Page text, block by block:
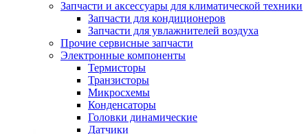
Запчасти и аксессуары для климатической техники
Запчасти для кондиционеров
Запчасти для увлажнителей воздуха
Прочие сервисные запчасти
Электронные компоненты
Термисторы
Транзисторы
Микросхемы
Конденсаторы
Головки динамические
Датчики